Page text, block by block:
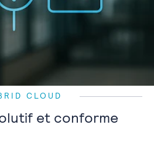
CLOUD
et conforme